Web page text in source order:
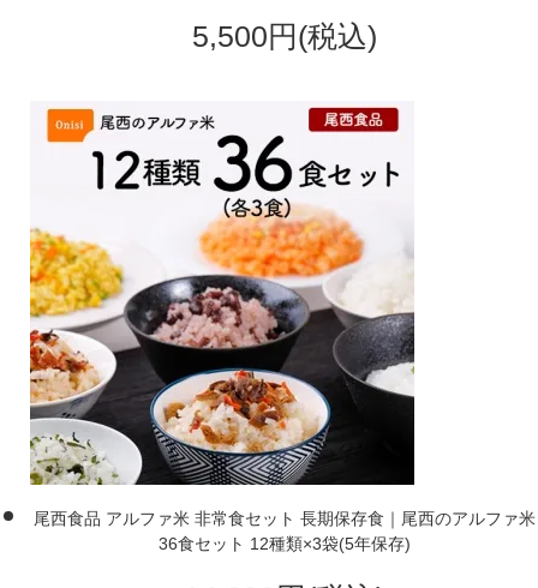
5,500円(税込)
尾西食品 アルファ米 非常食セット 長期保存食｜尾西のアルファ米
36食セット 12種類×3袋(5年保存)